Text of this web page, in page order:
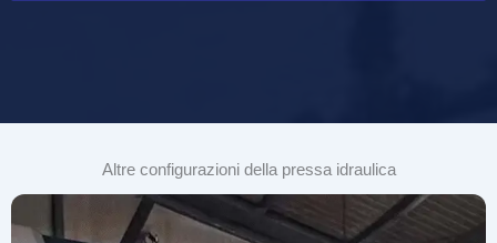
Altre configurazioni della pressa idraulica